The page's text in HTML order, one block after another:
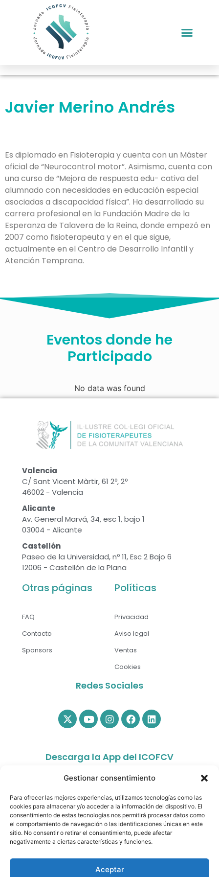
Gestionar consentimiento
Para ofrecer las mejores experiencias, utilizamos tecnologías como las
cookies para almacenar y/o acceder a la información del dispositivo. El
consentimiento de estas tecnologías nos permitirá procesar datos como
el comportamiento de navegación o las identificaciones únicas en este
sitio. No consentir o retirar el consentimiento, puede afectar
negativamente a ciertas características y funciones.
Aceptar
Javier Merino Andrés
Es diplomado en Fisioterapia y cuenta con un Máster
oficial de “Neurocontrol motor”. Asimismo, cuenta con
una curso de “Mejora de respuesta edu- cativa del
alumnado con necesidades en educación especial
asociadas a discapacidad física”. Ha desarrollado su
carrera profesional en la Fundación Madre de la
Esperanza de Talavera de la Reina, donde empezó en
2007 como fisioterapeuta y en el que sigue,
actualmente en el Centro de Desarrollo Infantil y
Atención Temprana.
Eventos donde he
Participado
No data was found
Valencia
C/ Sant Vicent Màrtir, 61 2º, 2º
46002 - Valencia
Alicante
Av. General Marvá, 34, esc 1, bajo 1
03004 - Alicante
Castellón
Paseo de la Universidad, nº 11, Esc 2 Bajo 6
12006 - Castellón de la Plana
Otras páginas
FAQ
Contacto
Sponsors
Políticas
Privacidad
Aviso legal
Ventas
Cookies
Redes Sociales
Descarga la App del ICOFCV
app.colfisiocv.com